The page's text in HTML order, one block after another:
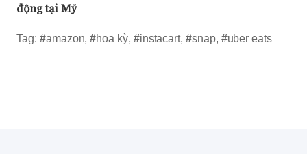
động tại Mỹ
Tag: #amazon,#hoa kỳ, #instacart, #snap, #uber eats